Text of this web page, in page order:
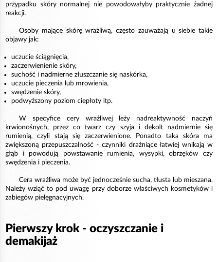
przypadku skóry normalnej nie powodowałyby praktycznie żadnej
reakcji.
Osoby mające skórę wrażliwą, często zauważają u siebie takie
objawy jak:
uczucie ściągnięcia,
zaczerwienienie skóry,
suchość i nadmierne złuszczanie się naskórka,
uczucie pieczenia lub mrowienia,
swędzenie skóry,
podwyższony poziom ciepłoty itp.
W specyfice cery wrażliwej leży nadreaktywność naczyń
krwionośnych, przez co twarz czy szyja i dekolt nadmiernie się
rumienią, czyli stają się zaczerwienione. Ponadto taka skóra ma
zwiększoną przepuszczalność - czynniki drażniące łatwiej wnikają w
głąb i powodują powstawanie rumienia, wysypki, obrzęków czy
swędzenia i pieczenia.
Cera wrażliwa może być jednocześnie sucha, tłusta lub mieszana.
Należy wziąć to pod uwagę przy doborze właściwych kosmetyków i
zabiegów pielęgnacyjnych.
Pierwszy krok - oczyszczanie i
demakijaż